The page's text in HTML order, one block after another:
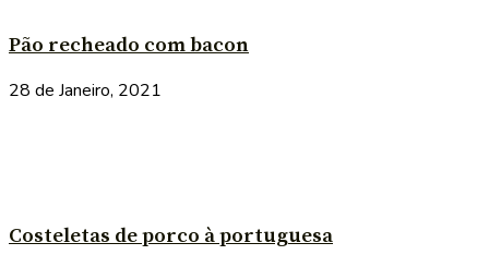
Pão recheado com bacon
28 de Janeiro, 2021
Costeletas de porco à portuguesa